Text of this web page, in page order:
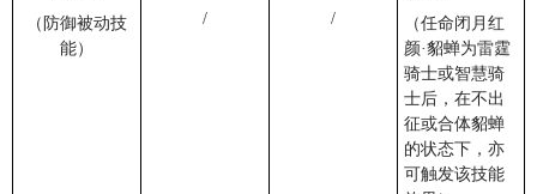
（防御被动技
能）
/ /
（任命闭月红
颜·貂蝉为雷霆
骑士或智慧骑
士后，在不出
征或合体貂蝉
的状态下，亦
可触发该技能